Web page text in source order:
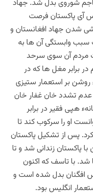
شوروی بدل شد. جهاد
آی پاکستان فرصت
شدن جهاد افغانستان و
سبب وابستگی آن ها به
مردم آن سوی سرحد
برابر مغل ها که در
روشن بر استعمار ستیزی
عدم تشدد خان غفار خان
هپی فقیر در برابر
او را سرکوب کند تا
وفات کرد. پس از تشکیل پاکستان
پاکستان زندانی شد و تا
شد. با تاسف که اکنون
افگنان بدل شده است و
انگلیس بود.